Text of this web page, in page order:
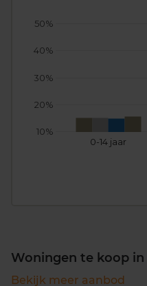
0-14 jaar
10%
20%
30%
40%
50%
Woningen te koop in
Bekijk meer aanbod